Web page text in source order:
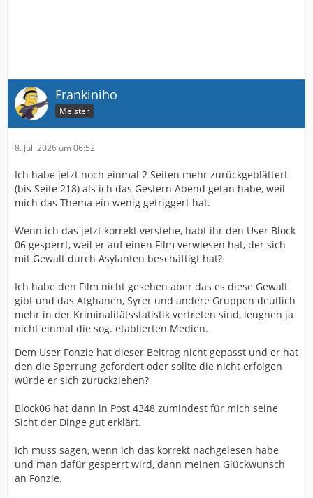
Frankiniho
Meister
8. Juli 2026 um 06:52
Ich habe jetzt noch einmal 2 Seiten mehr zurückgeblättert
(bis Seite 218) als ich das Gestern Abend getan habe, weil
mich das Thema ein wenig getriggert hat.
Wenn ich das jetzt korrekt verstehe, habt ihr den User Block
06 gesperrt, weil er auf einen Film verwiesen hat, der sich
mit Gewalt durch Asylanten beschäftigt hat?
Ich habe den Film nicht gesehen aber das es diese Gewalt
gibt und das Afghanen, Syrer und andere Gruppen deutlich
mehr in der Kriminalitätsstatistik vertreten sind, leugnen ja
nicht einmal die sog. etablierten Medien.
Dem User Fonzie hat dieser Beitrag nicht gepasst und er hat
den die Sperrung gefordert oder sollte die nicht erfolgen
würde er sich zurückziehen?
Block06 hat dann in Post 4348 zumindest für mich seine
Sicht der Dinge gut erklärt.
Ich muss sagen, wenn ich das korrekt nachgelesen habe
und man dafür gesperrt wird, dann meinen Glückwunsch
an Fonzie.